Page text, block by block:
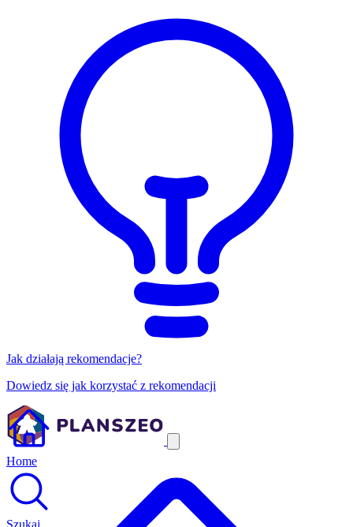
Jak działają rekomendacje?
Dowiedz się jak korzystać z rekomendacji
Home
Szukaj